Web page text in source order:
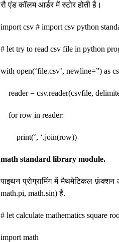
रौ एंड कॉलम आर्डर में स्टोर होती है।
import csv # import csv python
# let try to read csv file in python
with open(‘file.csv’, newline=”) as
reader = csv.reader(csvfile,
for row in reader:
print(‘, ‘.join(row))
math standard library module.
पाइथन प्रोग्रामिंग में मैथमेटिकल
math.pi, math.sin) है.
# let calculate mathematics square
import math